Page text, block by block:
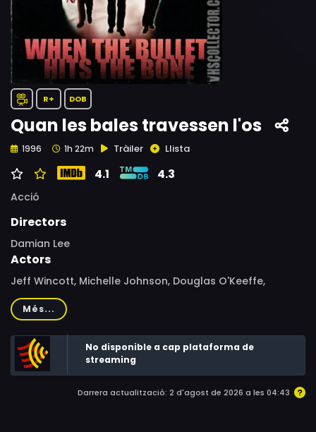
R+ DOB
Quan les bales travessen l'os
1996 1h 22m Tràiler Llista
4.1 4.3
Acció
Directors
Damian Lee
Actors
Jeff Wincott, Michelle Johnson, Douglas O'Keeffe,
Richard Fitzpatrick, Phillip Jarrett, Roy Lewis, Howard
Jerome, Torri Higginson, Lisa Boyle, Eileen Sword
Més...
No disponible a cap plataforma de
streaming
Darrera actualització: 2 d'agost de 2026 a les 04:43